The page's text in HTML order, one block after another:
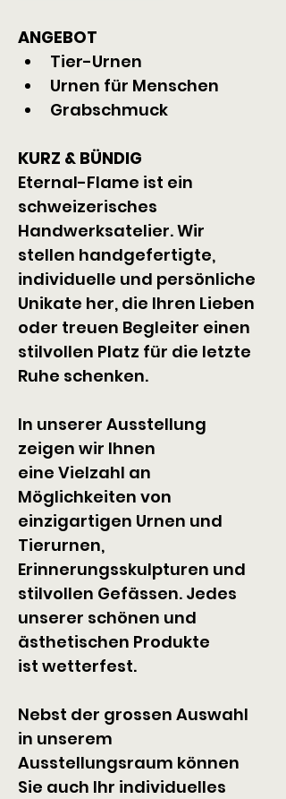
ANGEBOT
Tier-Urnen
Urnen für Menschen
Grabschmuck
KURZ & BÜNDIG
Eternal-Flame ist ein
schweizerisches
Handwerksatelier. Wir
stellen handgefertigte,
individuelle und persönliche
Unikate her, die Ihren Lieben
oder treuen Begleiter einen
stilvollen Platz für die letzte
Ruhe schenken.
In unserer Ausstellung
zeigen wir Ihnen
eine Vielzahl an
Möglichkeiten von
einzigartigen Urnen und
Tierurnen,
Erinnerungsskulpturen und
stilvollen Gefässen. Jedes
unserer schönen und
ästhetischen Produkte
ist wetterfest.
Nebst der grossen Auswahl
in unserem
Ausstellungsraum können
Sie auch Ihr individuelles